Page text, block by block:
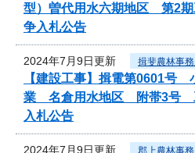
型）曽代用水六期地区 第2
争入札公告
2024年7月9日更新 揖斐農林事
【建設工事】揖電第0601号
業 名倉用水地区 附帯3号
入札公告
2024年7月9日更新 郡上農林事